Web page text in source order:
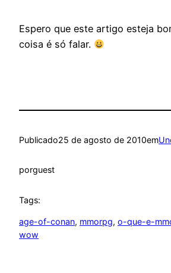
Espero que este artigo esteja
coisa é só falar.
Publicado25 de agosto de 2010em
porguest
Tags:
age-of-conan, mmorpg, o-que-e-
wow